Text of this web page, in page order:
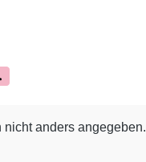
anders angegeben.